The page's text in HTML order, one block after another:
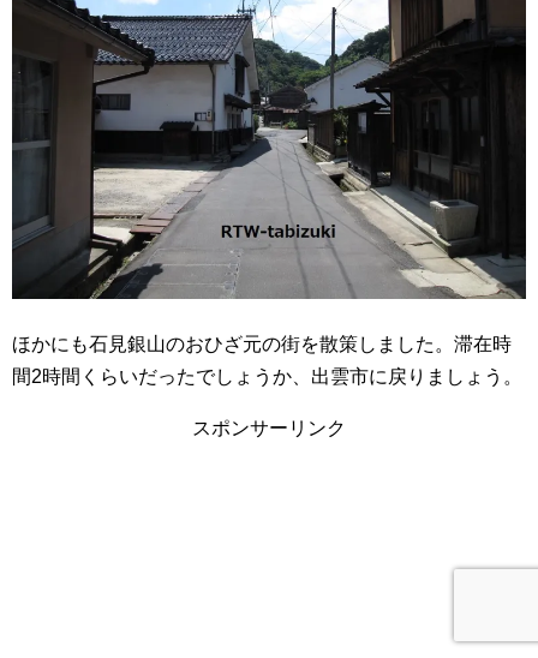
ほかにも石見銀山のおひざ元の街を散策しました。滞在時
間2時間くらいだったでしょうか、出雲市に戻りましょう。
スポンサーリンク